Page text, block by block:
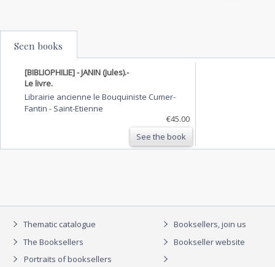
Seen books
[BIBLIOPHILIE] - JANIN (Jules).-
Le livre.
Librairie ancienne le Bouquiniste Cumer-
Fantin - Saint-Etienne
€45.00
See the book
Thematic catalogue
The Booksellers
Portraits of booksellers
Booksellers, join us
Bookseller website